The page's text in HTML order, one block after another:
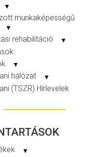
▼
munkaképességű
▼
rehabilitáció ▼
▼
hálózat ▼
(TSZR) Hírlevelek
▼